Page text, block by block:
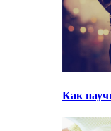
Как